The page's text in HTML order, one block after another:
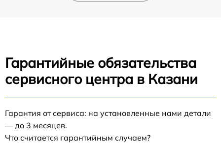
Гарантийные обязательства
сервисного центра в Казани
Гарантия от сервиса: на установленные нами детали
— до 3 месяцев.
Что считается гарантийным случаем?